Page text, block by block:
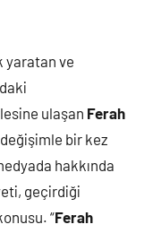
yaratan ve
ulaşan Ferah
bir kez
hakkında
geçirdiği
“Ferah